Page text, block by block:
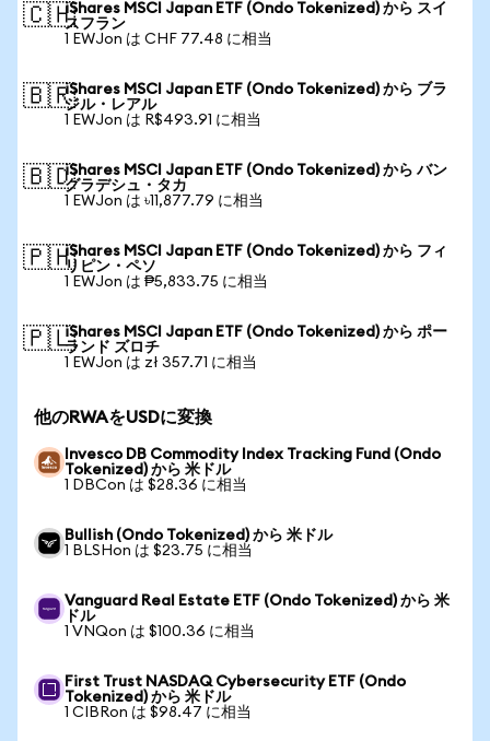
🇨🇭iShares MSCI Japan ETF (Ondo Tokenized) から スイ
スフラン
1 EWJon は CHF 77.48 に相当
🇧🇷iShares MSCI Japan ETF (Ondo Tokenized) から ブラ
ジル・レアル
1 EWJon は R$493.91 に相当
🇧🇩iShares MSCI Japan ETF (Ondo Tokenized) から バン
グラデシュ・タカ
1 EWJon は ৳11,877.79 に相当
🇵🇭iShares MSCI Japan ETF (Ondo Tokenized) から フィ
リピン・ペソ
1 EWJon は ₱5,833.75 に相当
🇵🇱iShares MSCI Japan ETF (Ondo Tokenized) から ポー
ランド ズロチ
1 EWJon は zł 357.71 に相当
他のRWAをUSDに変換
Invesco DB Commodity Index Tracking Fund (Ondo
Tokenized) から 米ドル
1 DBCon は $28.36 に相当
Bullish (Ondo Tokenized) から 米ドル
1 BLSHon は $23.75 に相当
Vanguard Real Estate ETF (Ondo Tokenized) から 米
ドル
1 VNQon は $100.36 に相当
First Trust NASDAQ Cybersecurity ETF (Ondo
Tokenized) から 米ドル
1 CIBRon は $98.47 に相当